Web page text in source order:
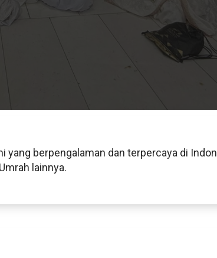
yang berpengalaman dan terpercaya di
lainnya.